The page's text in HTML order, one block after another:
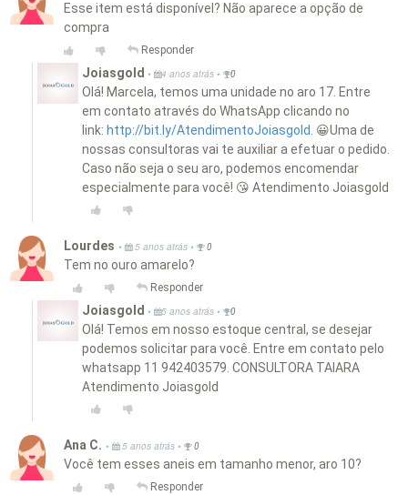
Esse item está disponível? Não aparece a opção de
compra
Responder
Joiasgold • 4 anos atrás • 0
Olá! Marcela, temos uma unidade no aro 17. Entre
em contato através do WhatsApp clicando no
link: http://bit.ly/AtendimentoJoiasgold. 😀Uma de
nossas consultoras vai te auxiliar a efetuar o pedido.
Caso não seja o seu aro, podemos encomendar
especialmente para você! 😘 Atendimento Joiasgold
Lourdes • 5 anos atrás • 0
Tem no ouro amarelo?
Responder
Joiasgold • 5 anos atrás • 0
Olá! Temos em nosso estoque central, se desejar
podemos solicitar para você. Entre em contato pelo
whatsapp 11 942403579. CONSULTORA TAIARA
Atendimento Joiasgold
Ana C. • 5 anos atrás • 0
Você tem esses aneis em tamanho menor, aro 10?
Responder